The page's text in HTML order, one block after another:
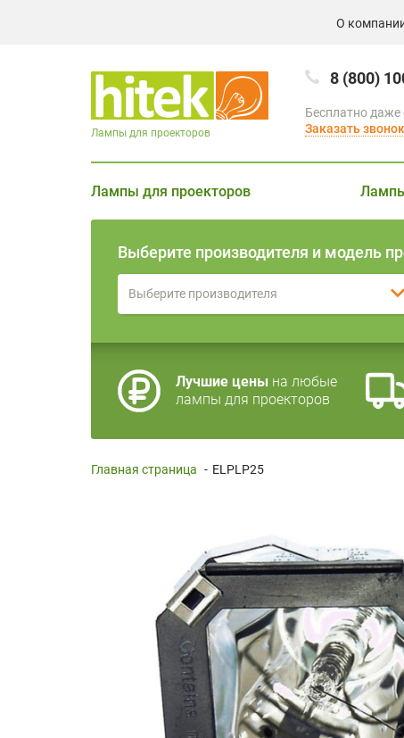
О
8 (800)
Бесплатно даже
Заказать звонок
Лампы для проекторов
Лампы для проекторов
Выберите производителя и модель
Выберите производителя
Лучшие цены на любые
лампы для проекторов
Главная страница - ELPLP25